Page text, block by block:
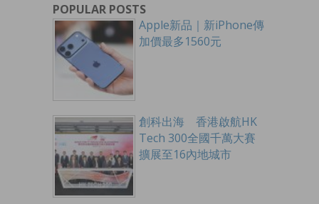
POPULAR POSTS
Apple新品｜新iPhone傳
加價最多1560元
創科出海 香港啟航HK
Tech 300全國千萬大賽
擴展至16內地城市